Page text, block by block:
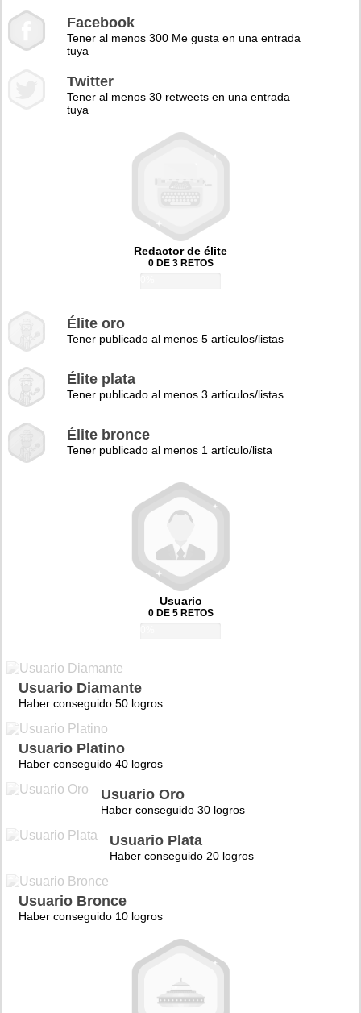
Facebook
Tener al menos 300 Me gusta en una entrada
tuya
Twitter
Tener al menos 30 retweets en una entrada
tuya
Redactor de élite
0 DE 3 RETOS
Élite oro
Tener publicado al menos 5 artículos/listas
Élite plata
Tener publicado al menos 3 artículos/listas
Élite bronce
Tener publicado al menos 1 artículo/lista
Usuario
0 DE 5 RETOS
Usuario Diamante
Haber conseguido 50 logros
Usuario Platino
Haber conseguido 40 logros
Usuario Oro
Haber conseguido 30 logros
Usuario Plata
Haber conseguido 20 logros
Usuario Bronce
Haber conseguido 10 logros